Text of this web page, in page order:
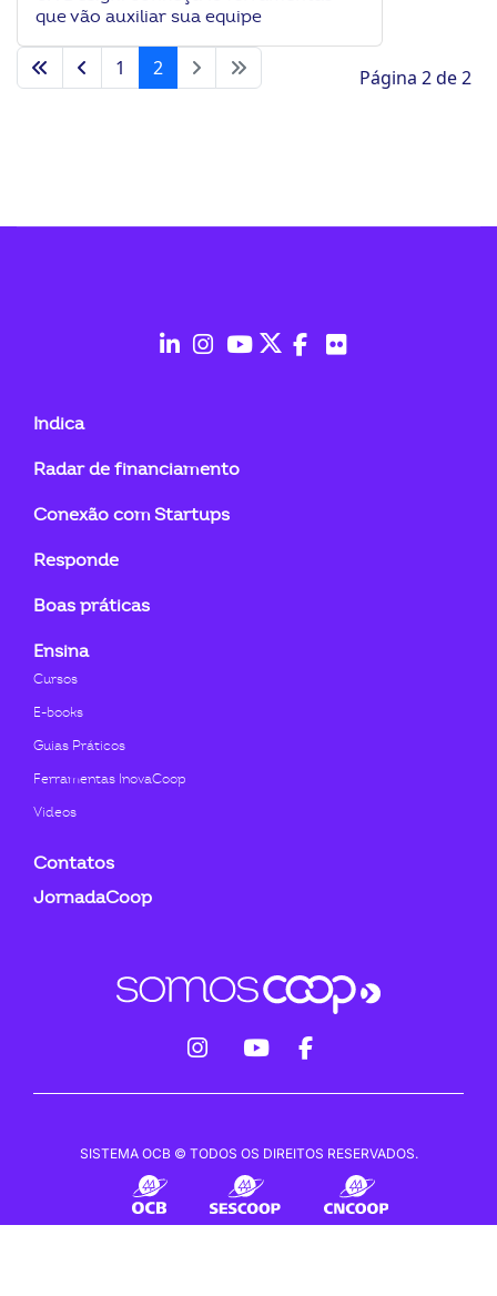
que vão auxiliar sua equipe
Página 2 de 2
1 2
in
Indica
Radar de financiamento
Conexão com Startups
Responde
Boas práticas
Ensina
Cursos
E-books
Guias Práticos
Ferramentas InovaCoop
Videos
Contatos
JornadaCoop
instagram
youtubefacebook-
SISTEMA OCB © TODOS OS DIREITOS RESERVADOS.